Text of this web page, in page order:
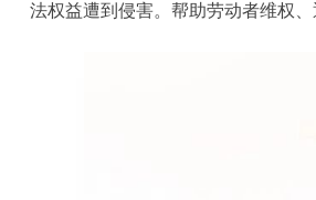
法权益遭到侵害。帮助劳动者维权